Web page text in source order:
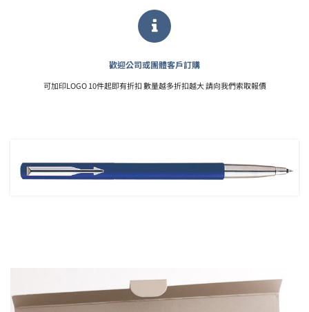
歡迎公司或團體客戶訂購
可加印LOGO 10件起即有折扣 數量越多折扣越大 請向我們索取報價